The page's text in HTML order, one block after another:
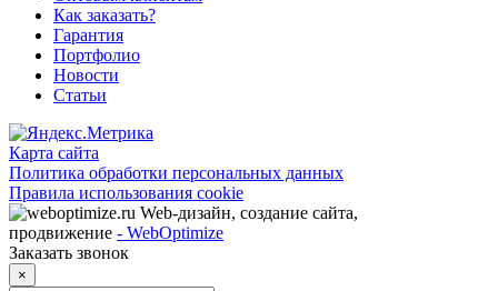
Как заказать?
Гарантия
Портфолио
Новости
Статьи
Карта сайта
Политика обработки персональных данных
Правила использования cookie
Web-дизайн, создание сайта,
продвижение - WebOptimize
Заказать звонок
×